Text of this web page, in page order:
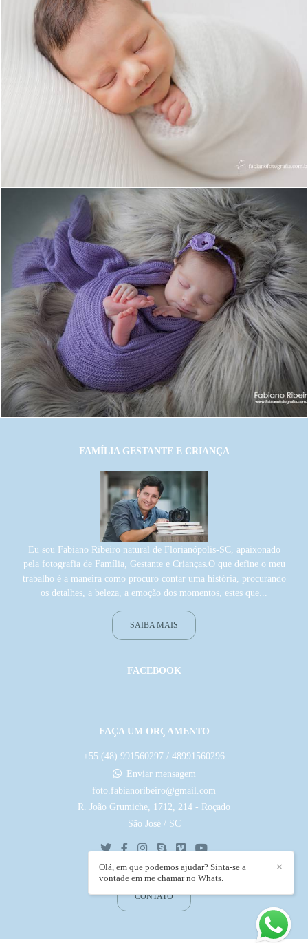
3199
1956 0
FAMÍLIA GESTANTE E CRIANÇA
Eu sou Fabiano Ribeiro natural de Florianópolis-SC, apaixonado
pela fotografia de Família, Gestante e Crianças.O que define o meu
trabalho é a maneira como procuro contar uma história, procurando
os detalhes, a beleza, a emoção dos momentos, estes que...
SAIBA MAIS
FACEBOOK
FAÇA UM ORÇAMENTO
+55 (48) 991560297 / 48991560296
Enviar mensagem
foto.fabianoribeiro@gmail.com
R. João Grumiche, 1712, 214 - Roçado
São José / SC
CONTATO
✕
Olá, em que podemos ajudar? Sinta-se a
vontade em me chamar no Whats.